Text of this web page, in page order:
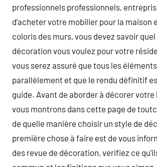
professionnels professionnels,
d’acheter votre mobilier pour la maison
coloris des murs, vous devez savoir
décoration vous voulez pour votre
vous serez assuré que tous les
parallèlement et que le rendu définitif
guide. Avant de aborder à décorer
vous montrons dans cette page de
de quelle manière choisir un style de
première chose à faire est de vous
des revue de décoration, verifiez ce